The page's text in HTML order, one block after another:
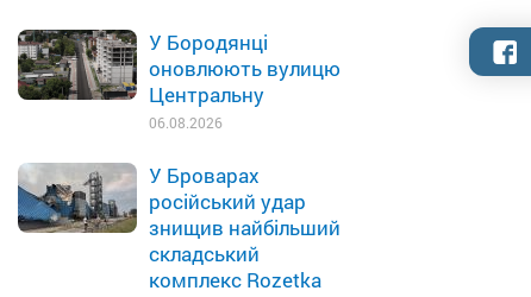
У Бородянці
оновлюють вулицю
Центральну
06.08.2026
У Броварах
російський удар
знищив найбільший
складський
комплекс Rozetka